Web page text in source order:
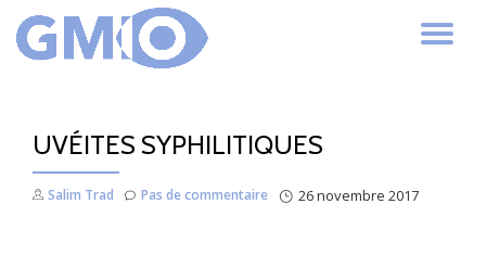
Aller
UVÉITES SYPHILITIQUES
Salim Trad 26 novembre 2017
Pas de commentaire